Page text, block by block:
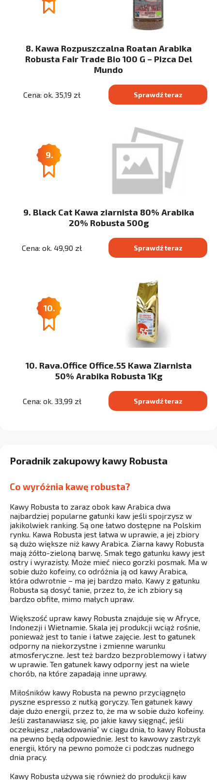
8. Kawa Rozpuszczalna Roatan Arabika
Robusta Fair Trade Bio 100 G – Pizca Del
Mundo
Cena: ok. 35,19 zł Sprawdź teraz
9.
9. Black Cat Kawa ziarnista 80% Arabika
20% Robusta 500g
Cena: ok. 49,90 zł Sprawdź teraz
10.
10. Rava.Office Office.55 Kawa Ziarnista
50% Arabika Robusta 1Kg
Cena: ok. 33,99 zł Sprawdź teraz
Poradnik zakupowy kawy Robusta
Co wyróżnia kawę robusta?
Kawy Robusta to zaraz obok kaw Arabica dwa
najbardziej popularne gatunki kaw jeśli spojrzysz w
jakikolwiek ranking. Są one łatwo dostępne na Polskim
rynku. Kawa Robusta jest łatwa w uprawie, a jej zbiory
są dużo większe niż kawy Arabica. Ziarna kawy Robusta
mają żółto-zieloną barwę. Smak tego gatunku kawy jest
ostry i wyrazisty. Może mieć nieco gorzki posmak. Ma w
sobie dużo kofeiny, co odróżnia ją od kawy Arabica,
która odwrotnie – ma jej bardzo mało. Kawy z gatunku
Robusta są dosyć tanie, przez to, że ich zbiory są
bardzo obfite, mimo małych upraw.
Większość upraw kawy Robusta znajduje się w Afryce,
Indonezji i Wietnamie. Skala jej produkcji wciąż rośnie,
ponieważ jest to tanie i łatwe zajęcie. Jest to gatunek
odporny na niekorzystne i zmienne warunku
atmosferyczne. Jest też bardzo bezproblemowy i łatwy
w uprawie. Ten gatunek kawy odporny jest na wiele
chorób, na które zapadają inne uprawy.
Miłośników kawy Robusta na pewno przyciągnęło
pyszne espresso z nutką goryczy. Ten gatunek kawy
daje dużo energii, przez to, że ma w sobie dużo kofeiny.
Jeśli zastanawiasz się, po jakie kawy sięgnąć, jeśli
oczekujesz „naładowania” w ciągu dnia, to kawy Robusta
na pewno będą odpowiednie. Jest to kawowy zastrzyk
energii, który na pewno pomoże ci podczas nudnego
dnia pracy.
Kawy Robusta używa się również do produkcji kaw